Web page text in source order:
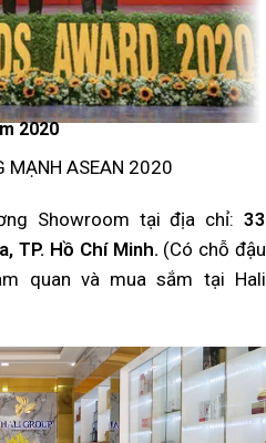
2020
MẠNH ASEAN 2020
Showroom tại địa chỉ: 33
TP. Hồ Chí Minh. (Có chỗ đậu
quan và mua sắm tại Hali